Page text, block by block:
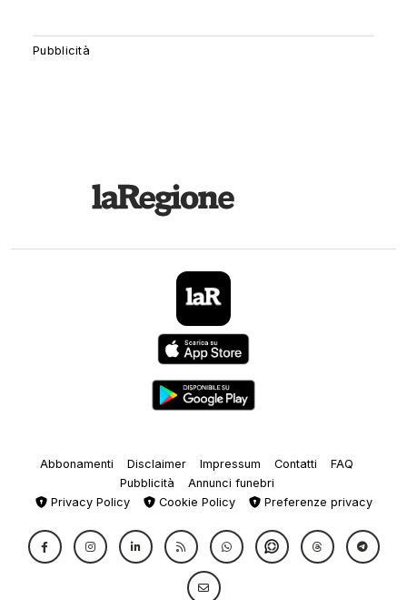
Abbonamenti Disclaimer Impressum Contatti
FAQ
Pubblicità
Annunci funebri
Privacy Policy
Cookie Policy Preferenze privacy